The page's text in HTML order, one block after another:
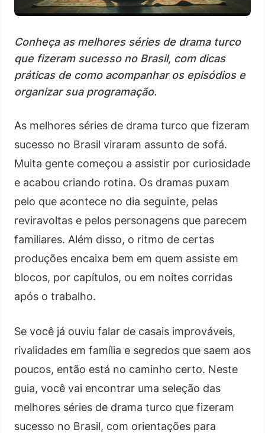
Conheça as melhores séries de drama turco
que fizeram sucesso no Brasil, com dicas
práticas de como acompanhar os episódios e
organizar sua programação.
As melhores séries de drama turco que fizeram
sucesso no Brasil viraram assunto de sofá.
Muita gente começou a assistir por curiosidade
e acabou criando rotina. Os dramas puxam
pelo que acontece no dia seguinte, pelas
reviravoltas e pelos personagens que parecem
familiares. Além disso, o ritmo de certas
produções encaixa bem em quem assiste em
blocos, por capítulos, ou em noites corridas
após o trabalho.
Se você já ouviu falar de casais improváveis,
rivalidades em família e segredos que saem aos
poucos, então está no caminho certo. Neste
guia, você vai encontrar uma seleção das
melhores séries de drama turco que fizeram
sucesso no Brasil, com orientações para